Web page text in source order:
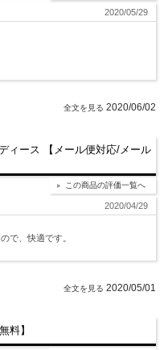
2020/05/29
2020/06/02
ィース 【メール便対応/メール
この商品の評価一覧へ
2020/04/29
で、快適です。
2020/05/01
料】